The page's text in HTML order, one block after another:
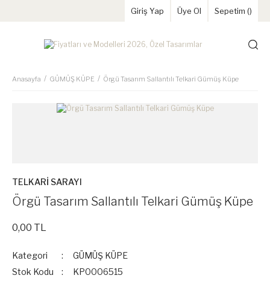
Giriş Yap Üye Ol Sepetim ()
Anasayfa GÜMÜŞ KÜPE Örgü Tasarım Sallantılı Telkari Gümüş Küpe
TELKARİ SARAYI
Örgü Tasarım Sallantılı Telkari Gümüş Küpe
0,00 TL
Kategori
GÜMÜŞ KÜPE
Stok Kodu
KP0006515